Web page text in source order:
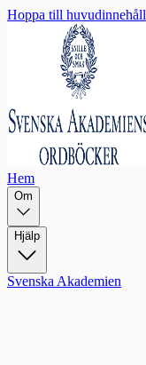
Hoppa till huvudinnehåll
Hem
Om
Hjälp
Svenska Akademien